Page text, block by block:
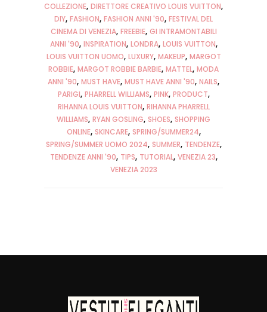
COLLEZIONE DIRETTORE CREATIVO LOUIS VUITTON
DIY FASHION FASHION ANNI '90 FESTIVAL DEL
CINEMA DI VENEZIA FREEBIE GI INTRAMONTABILI
ANNI '90 INSPIRATION LONDRA LOUIS VUITTON
LOUIS VUITTON UOMO LUXURY MAKEUP MARGOT
ROBBIE MARGOT ROBBIE BARBIE MATTEL MODA
ANNI '90 MUST HAVE MUST HAVE ANNI '90 NAILS
PARIGI PHARRELL WILLIAMS PINK PRODUCT
RIHANNA LOUIS VUITTON RIHANNA PHARRELL
WILLIAMS RYAN GOSLING SHOES SHOPPING
ONLINE SKINCARE SPRING/SUMMER24
SPRING/SUMMER UOMO 2024 SUMMER TENDENZE
TENDENZE ANNI '90 TIPS TUTORIAL VENEZIA 23
VENEZIA 2023